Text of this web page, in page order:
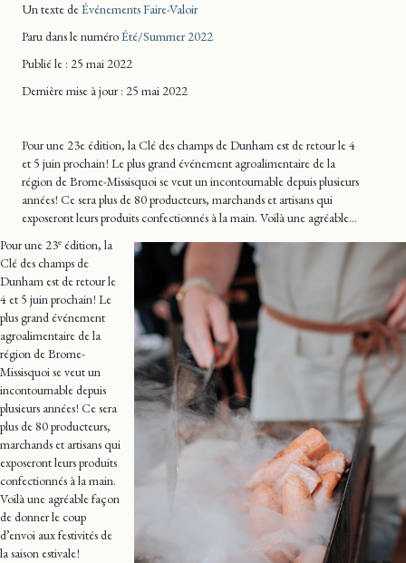
Un texte deÉvénements Faire-Valoir
Paru dans le numéroÉté/Summer 2022
Publié le : 25 mai 2022
Dernière mise à jour: 25 mai 2022
Pour une 23e édition, la Clé des champs de Dunham est de retour le 4
et 5 juin prochain ! Le plus grand événement agroalimentaire de la
région de Brome-Missisquoi se veut un incontournable depuis plusieurs
années ! Ce sera plus de 80 producteurs, marchands et artisans qui
exposeront leurs produits confectionnés à la main. Voilà une agréable…
Pour une 23e édition, la
Clé des champs de
Dunham est de retour le
4 et 5 juin prochain ! Le
plus grand événement
agroalimentaire de la
région de Brome-
Missisquoi se veut un
incontournable depuis
plusieurs années ! Ce sera
plus de 80 producteurs,
marchands et artisans qui
exposeront leurs produits
confectionnés à la main.
Voilà une agréable façon
de donner le coup
d’envoi aux festivités de
la saison estivale !